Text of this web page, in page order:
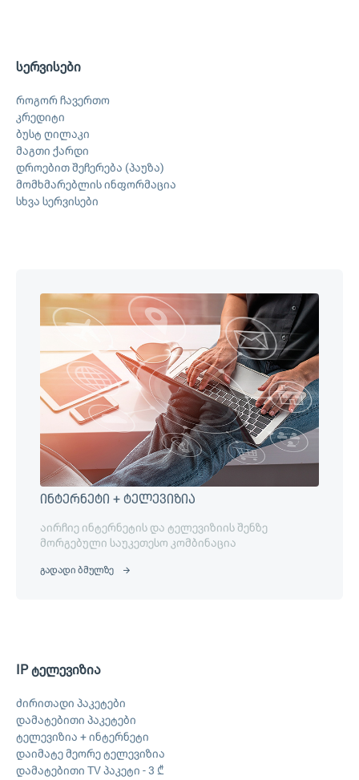
სერვისები
როგორ ჩავერთო
კრედიტი
ბუსტ ღილაკი
მაგთი ქარდი
დროებით შეჩერება (პაუზა)
მომხმარებლის ინფორმაცია
სხვა სერვისები
ინტერნეტი + ტელევიზია
აირჩიე ინტერნეტის და ტელევიზიის შენზე
მორგებული საუკეთესო კომბინაცია
გადადი ბმულზე
IP ტელევიზია
ძირითადი პაკეტები
დამატებითი პაკეტები
ტელევიზია + ინტერნეტი
დაიმატე მეორე ტელევიზია
დამატებითი TV პაკეტი - 3 ₾